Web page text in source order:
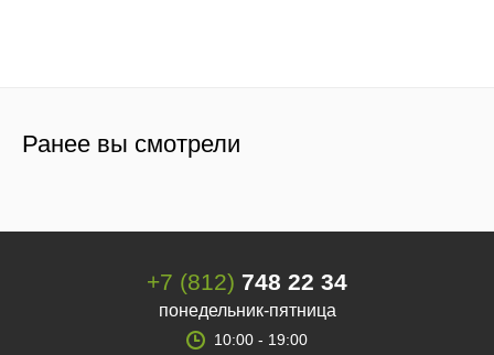
Ранее вы смотрели
+7 (812) 748 22 34
понедельник-пятница
10:00 - 19:00